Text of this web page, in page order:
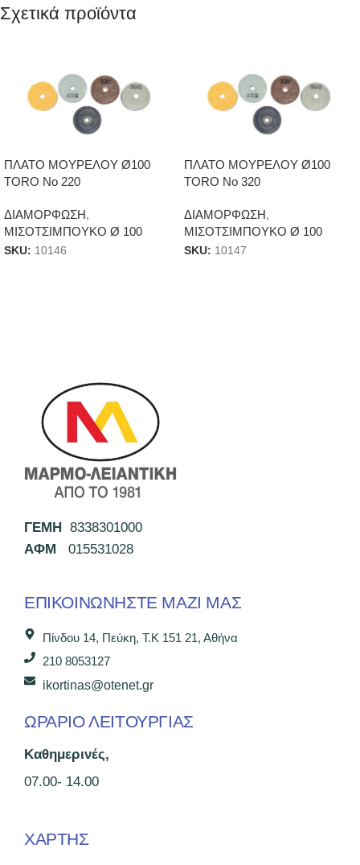
Σχετικά προϊόντα
ΠΛΑΤΟ ΜΟΥΡΕΛΟΥ Ø100
TORO Νο 220
ΔΙΑΜΟΡΦΩΣΗ,
ΜΙΣΟΤΣΙΜΠΟΥΚΟ Ø 100
SKU: 10146
ΠΛΑΤΟ ΜΟΥΡΕΛΟΥ Ø100
TORO Νο 320
ΔΙΑΜΟΡΦΩΣΗ,
ΜΙΣΟΤΣΙΜΠΟΥΚΟ Ø 100
SKU: 10147
ΓΕΜΗ 8338301000
ΑΦΜ 015531028
ΕΠΙΚΟΙΝΩΝΉΣΤΕ ΜΑΖΊ ΜΑΣ
Πίνδου 14, Πεύκη, Τ.Κ 151 21, Αθήνα
210 8053127
ikortinas@otenet.gr
ΩΡΑΡΙΟ ΛΕΙΤΟΥΡΓΙΑΣ
Καθημερινές,
07.00- 14.00
ΧΑΡΤΗΣ